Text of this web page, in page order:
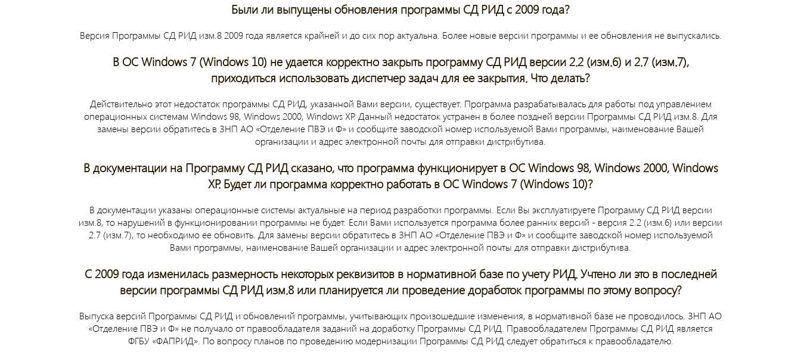
Были ли выпущены обновления программы СД РИД с 2009 года?
Версия Программы СД РИД изм.8 2009 года является крайней и до сих пор актуальна. Более новые версии программы и ее обновления не выпускались.
В ОС Windows 7 (Windows 10) не удается корректно закрыть программу СД РИД версии 2.2 (изм.6) и 2.7 (изм.7),
приходиться использовать диспетчер задач для ее закрытия. Что делать?
Действительно этот недостаток программы СД РИД, указанной Вами версии, существует. Программа разрабатывалась для работы под управлением
операционных системам Windows 98, Windows 2000, Windows XP. Данный недостаток устранен в более поздней версии Программы СД РИД изм.8. Для
замены версии обратитесь в ЗНП АО «Отделение ПВЭ и Ф» и сообщите заводской номер используемой Вами программы, наименование Вашей
организации и адрес электронной почты для отправки дистрибутива.
В документации на Программу СД РИД сказано, что программа функционирует в ОС Windows 98, Windows 2000, Windows
XP. Будет ли программа корректно работать в ОС Windows 7 (Windows 10)?
В документации указаны операционные системы актуальные на период разработки программы. Если Вы эксплуатируете Программу СД РИД версии
изм.8, то нарушений в функционировании программы не будет. Если Вами используется программа более ранних версий - версия 2.2 (изм.6) или версии
2.7 (изм.7), то необходимо ее обновить. Для замены версии обратитесь в ЗНП АО «Отделение ПВЭ и Ф» и сообщите заводской номер используемой
Вами программы, наименование Вашей организации и адрес электронной почты для отправки дистрибутива.
С 2009 года изменилась размерность некоторых реквизитов в нормативной базе по учету РИД. Учтено ли это в последней
версии программы СД РИД изм.8 или планируется ли проведение доработок программы по этому вопросу?
Выпуска версий Программы СД РИД и обновлений программы, учитывающих произошедшие изменения, в нормативной базе не проводилось. ЗНП АО
«Отделение ПВЭ и Ф» не получало от правообладателя заданий на доработку Программы СД РИД. Правообладателем Программы СД РИД является
ФГБУ «ФАПРИД». По вопросу планов по проведению модернизации Программы СД РИД следует обратиться к правообладателю.